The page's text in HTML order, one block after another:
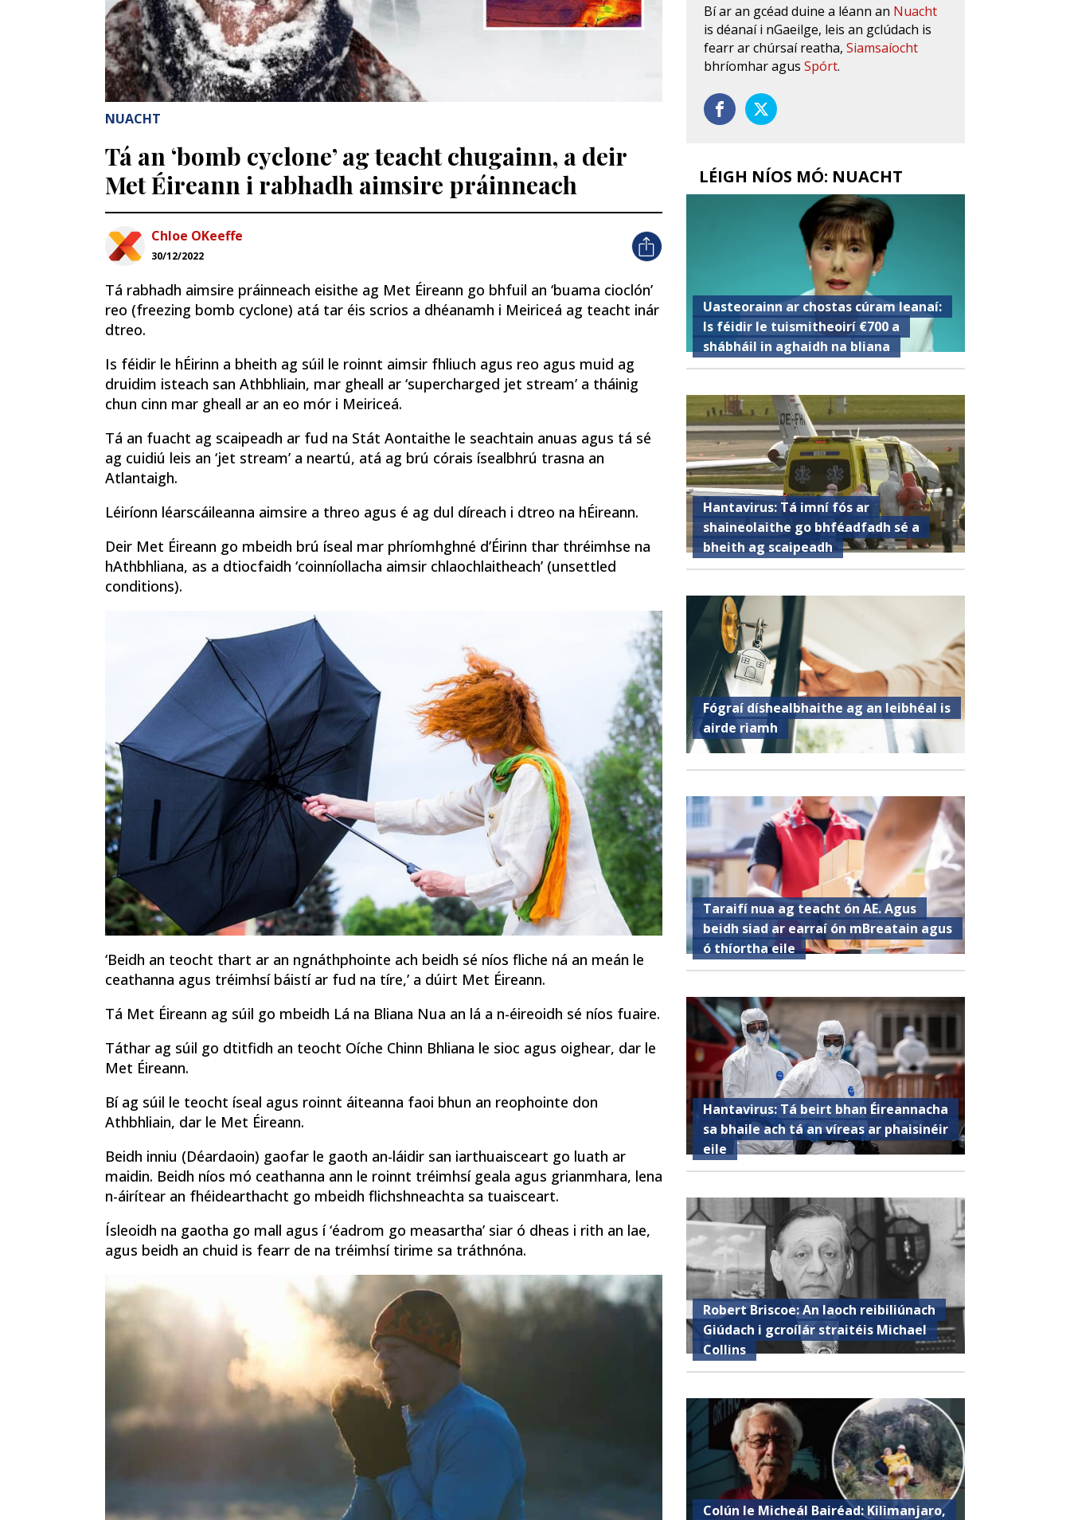
NUACHT
Tá an ‘bomb cyclone’ ag teacht chugainn, a deir
Met Éireann i rabhadh aimsire práinneach
Chloe OKeeffe
30/12/2022
Tá rabhadh aimsire práinneach eisithe ag Met Éireann go bhfuil an ‘buama cioclón’
reo (freezing bomb cyclone) atá tar éis scrios a dhéanamh i Meiriceá ag teacht inár
dtreo.
Is féidir le hÉirinn a bheith ag súil le roinnt aimsir fhliuch agus reo agus muid ag
druidim isteach san Athbhliain, mar gheall ar ‘supercharged jet stream’ a tháinig
chun cinn mar gheall ar an eo mór i Meiriceá.
Tá an fuacht ag scaipeadh ar fud na Stát Aontaithe le seachtain anuas agus tá sé
ag cuidiú leis an ‘jet stream’ a neartú, atá ag brú córais ísealbhrú trasna an
Atlantaigh.
Léiríonn léarscáileanna aimsire a threo agus é ag dul díreach i dtreo na hÉireann.
Deir Met Éireann go mbeidh brú íseal mar phríomhghné d’Éirinn thar thréimhse na
hAthbhliana, as a dtiocfaidh ‘coinníollacha aimsir chlaochlaitheach’ (unsettled
conditions).
‘Beidh an teocht thart ar an ngnáthphointe ach beidh sé níos fliche ná an meán le
ceathanna agus tréimhsí báistí ar fud na tíre,’ a dúirt Met Éireann.
Tá Met Éireann ag súil go mbeidh Lá na Bliana Nua an lá a n-éireoidh sé níos fuaire.
Táthar ag súil go dtitfidh an teocht Oíche Chinn Bhliana le sioc agus oighear, dar le
Met Éireann.
Bí ag súil le teocht íseal agus roinnt áiteanna faoi bhun an reophointe don
Athbhliain, dar le Met Éireann.
Beidh inniu (Déardaoin) gaofar le gaoth an-láidir san iarthuaisceart go luath ar
maidin. Beidh níos mó ceathanna ann le roinnt tréimhsí geala agus grianmhara, lena
n-áirítear an fhéidearthacht go mbeidh flichshneachta sa tuaisceart.
Ísleoidh na gaotha go mall agus í ‘éadrom go measartha’ siar ó dheas i rith an lae,
agus beidh an chuid is fearr de na tréimhsí tirime sa tráthnóna.
Bí ar an gcéad duine a léann an Nuacht
is déanaí i nGaeilge, leis an gclúdach is
fearr ar chúrsaí reatha,Siamsaíocht
bhríomhar agusSpórt.
LÉIGH NÍOS MÓ: NUACHT
Uasteorainn ar chostas cúram leanaí:
Is féidir le tuismitheoirí €700 a
shábháil in aghaidh na bliana
Hantavirus: Tá imní fós ar
shaineolaithe go bhféadfadh sé a
bheith ag scaipeadh
Fógraí díshealbhaithe ag an leibhéal is
airde riamh
Taraifí nua ag teacht ón AE. Agus
beidh siad ar earraí ón mBreatain agus
ó thíortha eile
Hantavirus: Tá beirt bhan Éireannacha
sa bhaile ach tá an víreas ar phaisinéir
eile
Robert Briscoe: An laoch reibiliúnach
Giúdach i gcroílár straitéis Michael
Collins
Colún le Micheál Bairéad: Kilimanjaro,